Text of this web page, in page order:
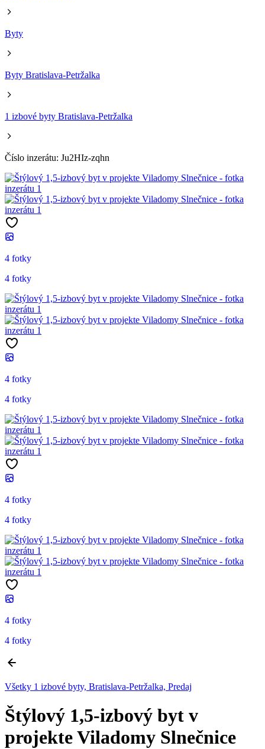
Byty
Byty Bratislava-Petržalka
1 izbové byty Bratislava-Petržalka
Číslo inzerátu: Ju2HIz-zqhn
4 fotky
4 fotky
4 fotky
4 fotky
4 fotky
4 fotky
4 fotky
4 fotky
Všetky 1 izbové byty, Bratislava-Petržalka, Predaj
Štýlový 1,5-izbový byt v
projekte Viladomy Slnečnice